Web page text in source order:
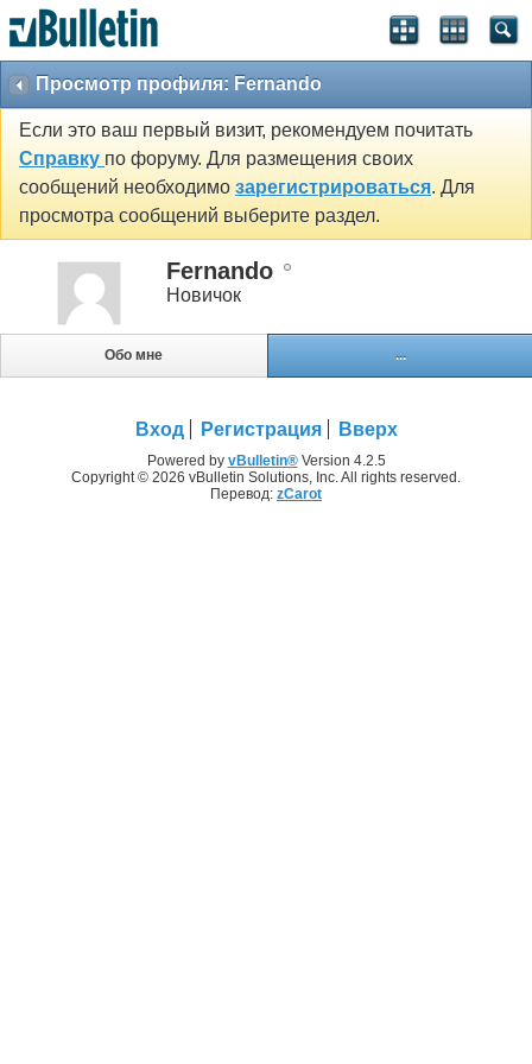
Просмотр профиля: Fernando
Если это ваш первый визит, рекомендуем почитать
Справку по форуму. Для размещения своих
сообщений необходимо зарегистрироваться. Для
просмотра сообщений выберите раздел.
Fernando
Новичок
Обо мне ...
Вход Регистрация Вверх
Powered by vBulletin®Version 4.2.5
Copyright © 2026 vBulletin Solutions, Inc. All rights reserved.
Перевод: zCarot